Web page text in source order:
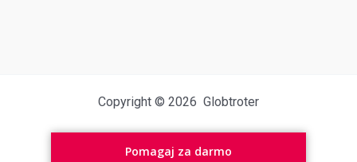
Copyright © 2026 Globtroter
Pomagaj za darmo